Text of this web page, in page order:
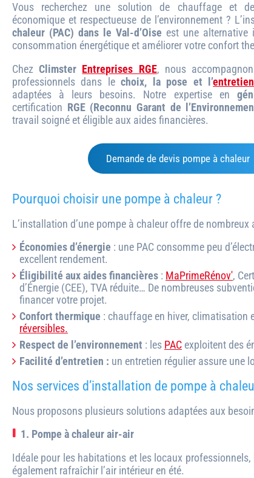
Vous recherchez une solution de chauffage et
économique et respectueuse de l’environnement ?
chaleur (PAC) dans le Val-d’Oise est une alternative
consommation énergétique et améliorer votre confort
ChezClimster Entreprises RGE, nous
professionnels dans lechoix, la pose et l’
adaptées à leurs besoins. Notre expertise en
certification RGE (Reconnu Garant de
travail soigné et éligible aux aides financières.
Demande de devis pompe à chaleur
Pourquoi choisir une pompe à chaleur ?
L’installation d’une pompe à chaleur offre de nombreux
Économies d’énergie : une PAC consomme peu
excellent rendement.
Éligibilité aux aides financières : MaPrimeRénov',
d’Énergie (CEE), TVA réduite… De nombreuses
financer votre projet.
Confort thermique : chauffage en hiver, climatisation
réversibles.
Respect de l’environnement : les PAC exploitent des
Facilité d’entretien : un entretien régulier assure une
Nos services d’installation de pompe à
Nous proposons plusieurs solutions adaptées aux
1. Pompe à chaleur air-air
Idéale pour les habitations et les locaux
également rafraîchir l’air intérieur en été.